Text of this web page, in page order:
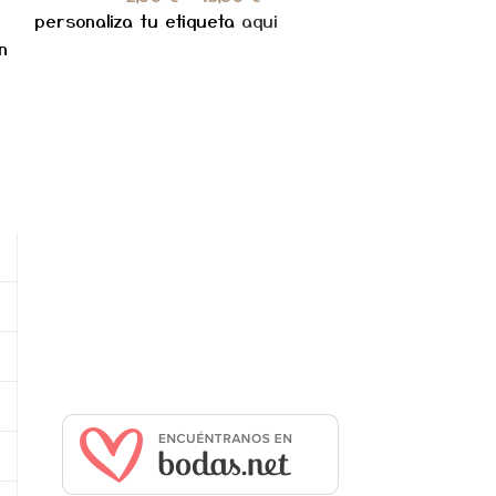
personaliza tu etiqueta aqui